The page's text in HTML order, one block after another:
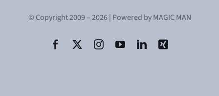
© Copyright 2009 – 2026 | Powered by MAGIC MAN